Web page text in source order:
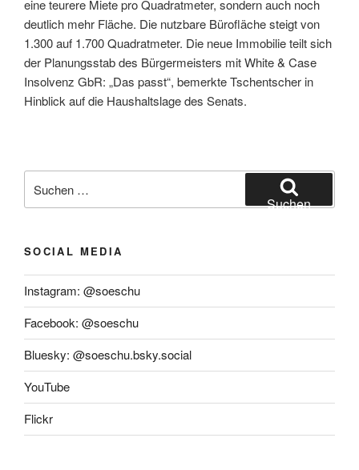
eine teurere Miete pro Quadratmeter, sondern auch noch
deutlich mehr Fläche. Die nutzbare Bürofläche steigt von
1.300 auf 1.700 Quadratmeter. Die neue Immobilie teilt sich
der Planungsstab des Bürgermeisters mit White & Case
Insolvenz GbR: „Das passt“, bemerkte Tschentscher in
Hinblick auf die Haushaltslage des Senats.
nach:
Suchen
SOCIAL MEDIA
Instagram: @soeschu
Facebook: @soeschu
Bluesky: @soeschu.bsky.social
YouTube
Flickr